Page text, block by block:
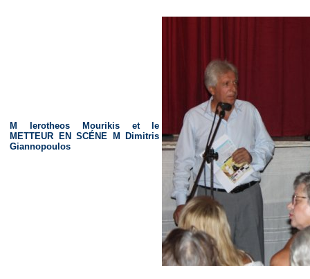
M Ierotheos Mourikis et le
METTEUR EN SCÉNE M Dimitris
Giannopoulos